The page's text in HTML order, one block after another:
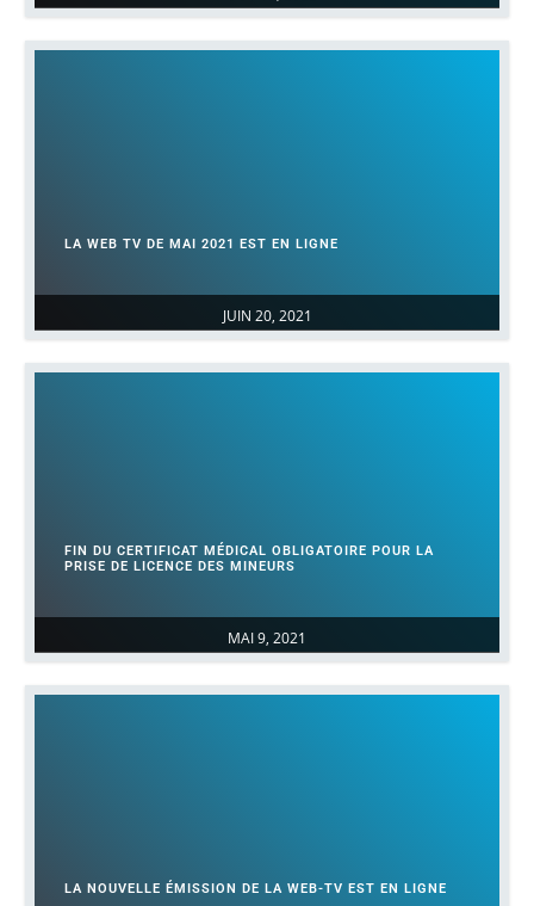
JUIN 20, 2021
LA WEB TV DE MAI 2021 EST EN LIGNE
MAI 9, 2021
FIN DU CERTIFICAT MÉDICAL OBLIGATOIRE POUR LA
PRISE DE LICENCE DES MINEURS
LA NOUVELLE ÉMISSION DE LA WEB-TV EST EN LIGNE